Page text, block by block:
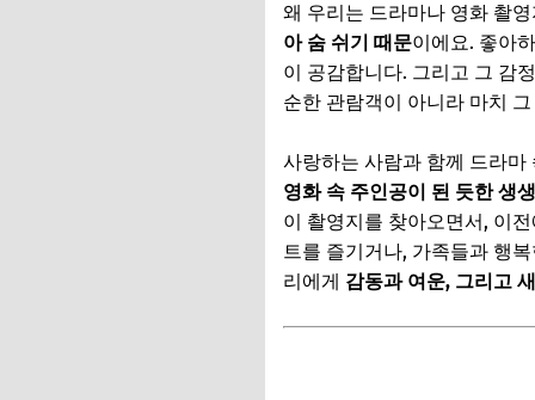
설렘 가득한 국내
강릉 '도깨비' 촬영
추가할인 코드
드라마/영화 속 명
📌 지금 뜨는 꿀정
왜 우리는 드라마나 영화 촬
아 숨 쉬기 때문이에요. 좋아
이 공감합니다. 그리고 그 감
순한 관람객이 아니라 마치
사랑하는 사람과 함께 드라
영화 속 주인공이 된 듯한 생
이 촬영지를 찾아오면서, 이
트를 즐기거나, 가족들과 행
리에게 감동과 여운, 그리고